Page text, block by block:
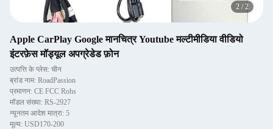
2 /2
Apple CarPlay Google मानचित्र Youtube मल्टीमीडिया वीडियो
इंटरफ़ेस मॉड्यूल अपग्रेडेड फ़ोन
उत्पत्ति के प्लेस: चीन
ब्रांड नाम: RoadPassion
प्रमाणन: CE FCC Rohs
मॉडल संख्या: RS-2927
न्यूनतम आदेश मात्रा: 5
मूल्य: USD170-200